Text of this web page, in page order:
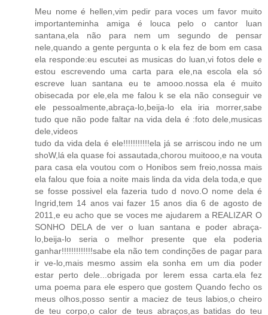
Meu nome é hellen,vim pedir para voces um favor muito
importanteminha amiga é louca pelo o cantor luan
santana,ela não para nem um segundo de pensar
nele,quando a gente pergunta o k ela fez de bom em casa
ela responde:eu escutei as musicas do luan,vi fotos dele e
estou escrevendo uma carta para ele,na escola ela só
escreve luan santana eu te amooo.nossa ela é muito
obisecada por ele,ela me falou k se ela não conseguir ve
ele pessoalmente,abraça-lo,beija-lo ela iria morrer,sabe
tudo que não pode faltar na vida dela é :foto dele,musicas
dele,videos
tudo da vida dela é ele!!!!!!!!!!!ela já se arriscou indo ne um
shoW,lá ela quase foi assautada,chorou muitooo,e na vouta
para casa ela voutou com o Honibos sem freio,nossa mais
ela falou que foia a noite mais linda da vida dela toda,e que
se fosse possivel ela fazeria tudo d novo.O nome dela é
Ingrid,tem 14 anos vai fazer 15 anos dia 6 de agosto de
2011,e eu acho que se voces me ajudarem a REALIZAR O
SONHO DELA de ver o luan santana e poder abraça-
lo,beija-lo seria o melhor presente que ela poderia
ganhar!!!!!!!!!!!!!sabe ela não tem condinções de pagar para
ir ve-lo,mais mesmo assim ela sonha em um dia poder
estar perto dele...obrigada por lerem essa carta.ela fez
uma poema para ele espero que gostem Quando fecho os
meus olhos,posso sentir a maciez de teus labios,o cheiro
de teu corpo,o calor de teus abraços,as batidas do teu